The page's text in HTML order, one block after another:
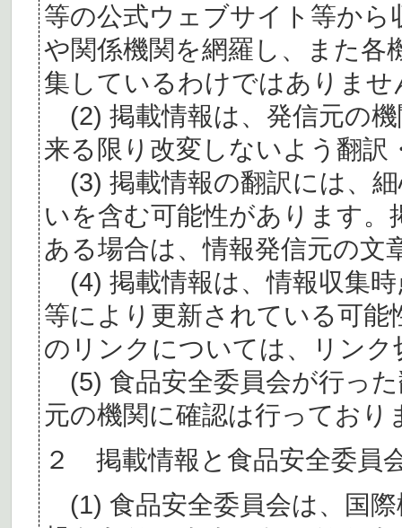
等の公式ウェブサイト等か
や関係機関を網羅し、また各
集しているわけではありませ
(2) 掲載情報は、発信元の
来る限り改変しないよう翻訳
(3) 掲載情報の翻訳には、
いを含む可能性があります。
ある場合は、情報発信元の文
(4) 掲載情報は、情報収集
等により更新されている可
のリンクについては、リン
(5) 食品安全委員会が行っ
元の機関に確認は行っており
２ 掲載情報と食品安全委員
(1) 食品安全委員会は、国